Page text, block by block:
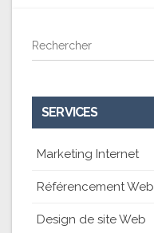
Rechercher
SERVICES
Marketing Internet
Référencement Web
Design de site Web